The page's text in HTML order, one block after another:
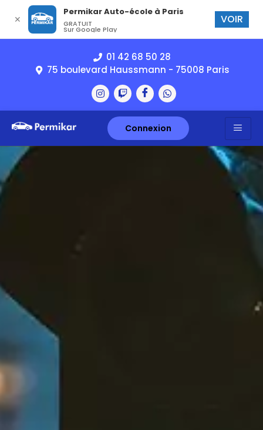
01 42 68 50 28
75 boulevard Haussmann - 75008 Paris
Connexion
✕
Permikar Auto-école à Paris
GRATUIT
Sur Google Play
VOIR